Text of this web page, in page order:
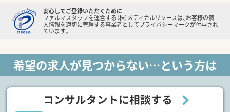
安心してご登録いただくために
ファルマスタッフを運営する（株）メディカルリソースは、お客様の個
人情報を適切に管理する事業者としてプライバシーマークが付与され
ています。
希望の求人が見つからない…という方は
コンサルタントに相談する